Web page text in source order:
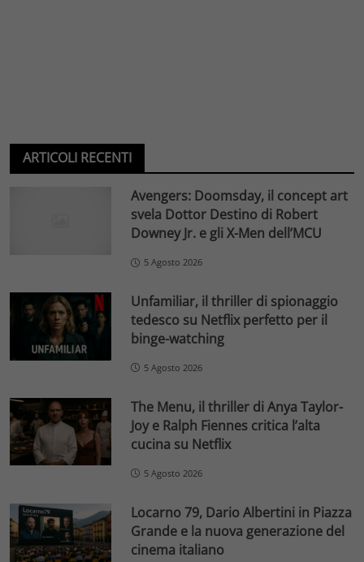
ARTICOLI RECENTI
Avengers: Doomsday, il concept art
svela Dottor Destino di Robert
Downey Jr. e gli X-Men dell’MCU
5 Agosto 2026
Unfamiliar, il thriller di spionaggio
tedesco su Netflix perfetto per il
binge-watching
5 Agosto 2026
The Menu, il thriller di Anya Taylor-
Joy e Ralph Fiennes critica l’alta
cucina su Netflix
5 Agosto 2026
Locarno 79, Dario Albertini in Piazza
Grande e la nuova generazione del
cinema italiano